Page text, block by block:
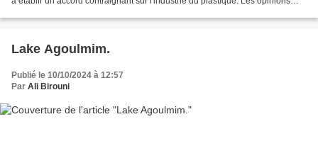
Lake Agoulmim.
Publié le 10/10/2024 à 12:57
Par Ali Birouni